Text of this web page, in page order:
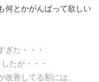
何とかがんばって欲しい
ぎた・・・
たが・・・
善してる割には、